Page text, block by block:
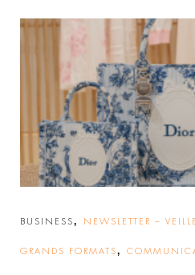
BUSINESS, NEWSLETTER –
GRANDS FORMATS,